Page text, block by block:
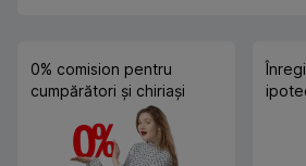
0% comision pentru
cumpărători și chiriași